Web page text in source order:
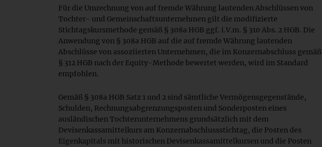
Für die Umrechnung von auf fremde Währung lautenden Abschlüssen von
Tochter- und Gemeinschaftsunternehmen gilt die modifizierte
Stichtagskursmethode gemäß § 308a HGB ggf. i.V.m. § 310 Abs. 2 HGB. Die
Anwendung von § 308a HGB auf die auf fremde Währung lautenden
Abschlüsse von assoziierten Unternehmen, die im Konzernabschluss gemäß
§ 312 HGB nach der Equity-Methode bewertet werden, wird im Standard
empfohlen.
Gemäß § 308a HGB Satz 1 und 2 sind sämtliche Vermögensgegenstände,
Schulden, Rechnungsabgrenzungsposten und Sonderposten eines
ausländischen Tochterunternehmens grundsätzlich mit dem
Devisenkassamittelkurs am Konzernabschlussstichtag, die Posten des
Eigenkapitals mit historischen Devisenkassamittelkursen und die Posten